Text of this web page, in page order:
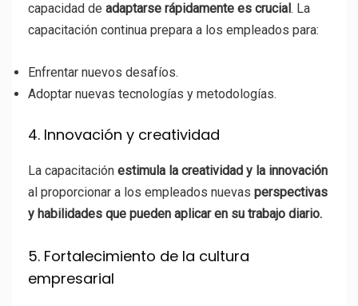
capacidad de adaptarse rápidamente es crucial . La
capacitación continua prepara a los empleados para:
Enfrentar nuevos desafíos.
Adoptar nuevas tecnologías y metodologías.
4. Innovación y creatividad
La capacitación estimula la creatividad y la innovación
al proporcionar a los empleados nuevas perspectivas
y habilidades que pueden aplicar en su trabajo diario.
5. Fortalecimiento de la cultura
empresarial